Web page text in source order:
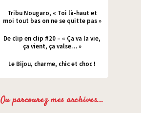
Tribu Nougaro, « Toi là-haut et
moi tout bas on ne se quitte pas »
De clip en clip #20 – « Ça va la vie,
ça vient, ça valse… »
Le Bijou, charme, chic et choc !
Ou parcourez mes archives...